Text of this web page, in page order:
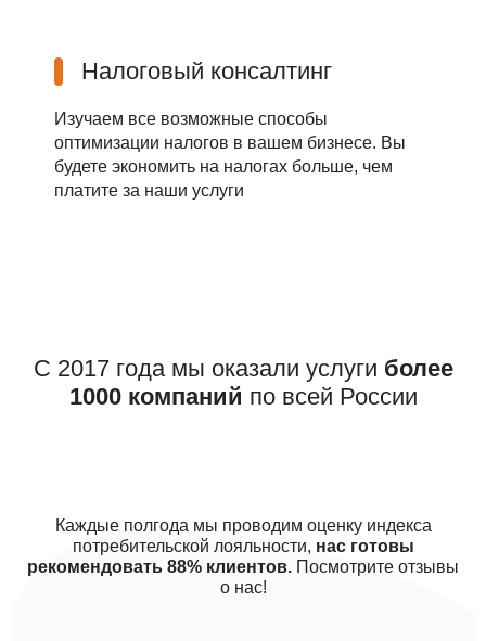
Налоговый консалтинг
Изучаем все возможные способы
оптимизации налогов в вашем бизнесе. Вы
будете экономить на налогах больше, чем
платите за наши услуги
С 2017 года мы оказали услуги более
1000 компаний по всей России
Каждые полгода мы проводим оценку индекса
потребительской лояльности, нас готовы
рекомендовать 88% клиентов. Посмотрите отзывы
о нас!